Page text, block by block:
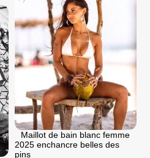
Maillot de bain blanc femme
2025 enchancre belles des
pins